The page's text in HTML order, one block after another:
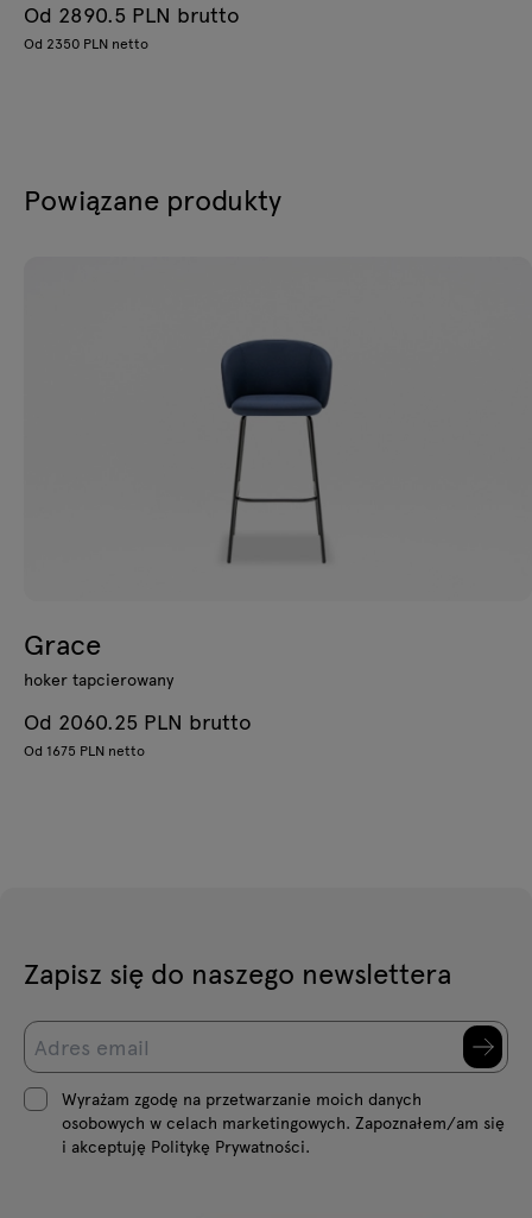
Od 2890.5 PLN brutto
Od 2350 PLN netto
Powiązane produkty
Grace
hoker tapcierowany
Od 2060.25 PLN brutto
Od 1675 PLN netto
Zapisz się do naszego newslettera
Wyrażam zgodę na przetwarzanie moich danych
osobowych w celach marketingowych. Zapoznałem/am się
i akceptuję Politykę Prywatności.